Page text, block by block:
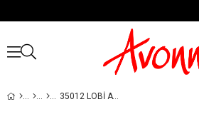
35012 LOBI AVIZESI